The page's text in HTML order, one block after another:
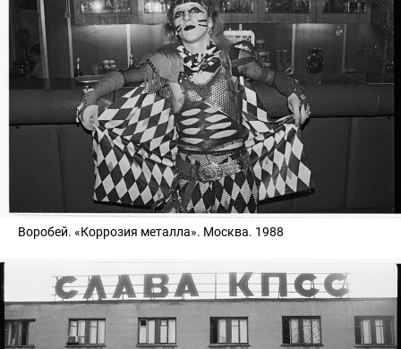
Воробей. «Коррозия металла». Москва. 1988